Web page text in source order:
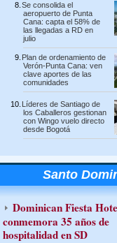
Se consolida el
aeropuerto de Punta
Cana: capta el 58% de
las llegadas a RD en
julio
Plan de ordenamiento de
Verón-Punta Cana: ven
clave aportes de las
comunidades
Líderes de Santiago de
los Caballeros gestionan
con Wingo vuelo directo
desde Bogotá
Santo
Dominican Fiesta
conmemora 35 años de
hospitalidad en SD